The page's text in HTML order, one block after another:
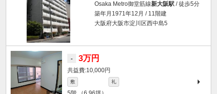
Osaka Metro御堂筋線新大阪駅 / 徒歩5分
築年月1971年12月 / 11階建
大阪府大阪市淀川区西中島5
- 3万円
10,000円
敷 礼